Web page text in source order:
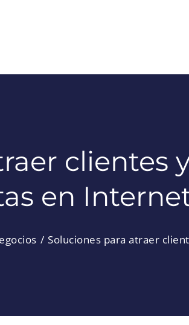
clientes
en
Soluciones para atraer